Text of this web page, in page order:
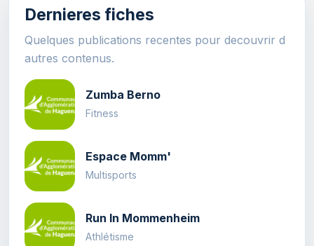
Dernieres fiches
Quelques publications recentes pour decouvrir d
autres contenus.
Zumba Berno
Fitness
Espace Momm'
Multisports
Run In Mommenheim
Athlétisme